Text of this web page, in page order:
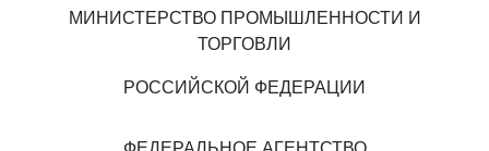
МИНИСТЕРСТВО ПРОМЫШЛЕННОСТИ И
ТОРГОВЛИ
РОССИЙСКОЙ ФЕДЕРАЦИИ